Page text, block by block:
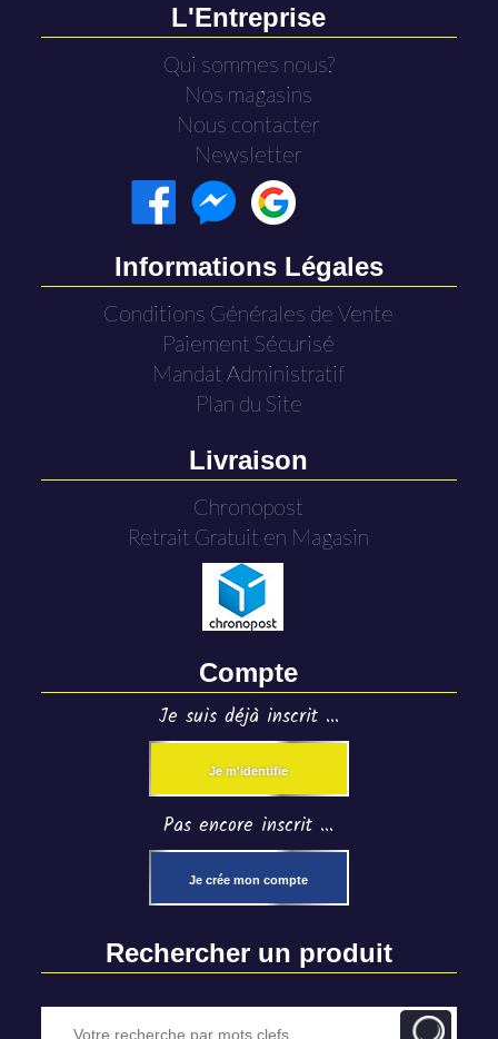
L'Entreprise
Qui sommes nous?
Nos magasins
Nous contacter
Newsletter
Informations Légales
Conditions Générales de Vente
Paiement Sécurisé
Mandat Administratif
Plan du Site
Livraison
Chronopost
Retrait Gratuit en Magasin
Compte
Je suis déjà inscrit ...
Je m'identifie
Pas encore inscrit ...
Je crée mon compte
Rechercher un produit